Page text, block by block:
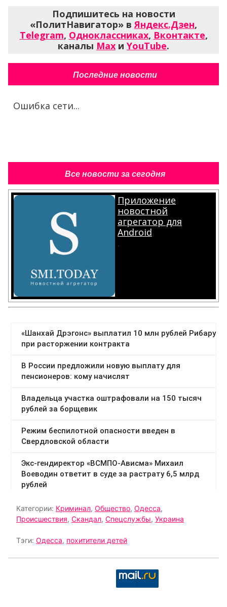
Подпишитесь на новости
«ПолитНавигатор» вЯндекс.Дзен,
Telegram, Одноклассниках, Вконтакте,
каналы Max и YouTube.
Последние новости
Ошибка сети...
Все новости за сегодня
Приложение
новостной
агрегатор для
Android
.
Категории: Криминал, Общество, Одесса,
Происшествия, Скандал, Спецслужбы, Украина
Тэги: Одесса, похитители детей